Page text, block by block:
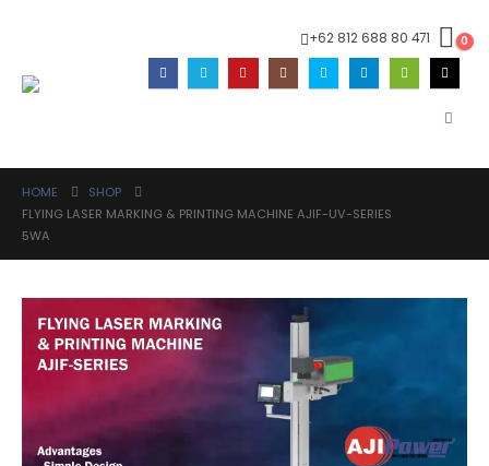
+62 812 688 80 471 0
HOME
SHOP
FLYING LASER MARKING & PRINTING MACHINE AJIF-UV-SERIES
5WA